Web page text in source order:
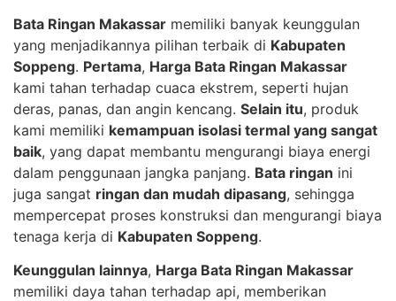
Bata Ringan Makassar memiliki banyak keunggulan
yang menjadikannya pilihan terbaik di Kabupaten
Soppeng. Pertama, Harga Bata Ringan Makassar
kami tahan terhadap cuaca ekstrem, seperti hujan
deras, panas, dan angin kencang. Selain itu, produk
kami memiliki kemampuan isolasi termal yang sangat
baik, yang dapat membantu mengurangi biaya energi
dalam penggunaan jangka panjang. Bata ringan ini
juga sangat ringan dan mudah dipasang, sehingga
mempercepat proses konstruksi dan mengurangi biaya
tenaga kerja di Kabupaten Soppeng.
Keunggulan lainnya, Harga Bata Ringan Makassar
memiliki daya tahan terhadap api, memberikan